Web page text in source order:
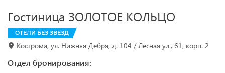
Гостиница ЗОЛОТОЕ КОЛЬЦО
ОТЕЛИ БЕЗ ЗВЕЗД
Кострома, ул. Нижняя Дебря, д. 104 / Лесная ул., 61, корп. 2
Отдел бронирования: